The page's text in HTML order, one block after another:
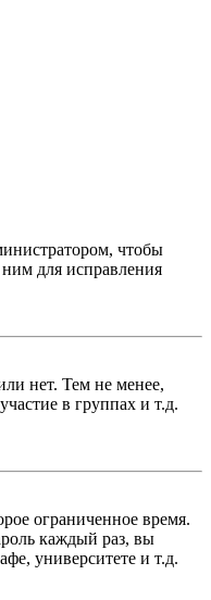
чтобы
для исправления
нет. Тем не менее,
в группах и т.д.
ограниченное время.
каждый раз, вы
университете и т.д.